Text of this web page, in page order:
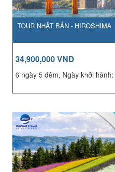
TOUR NHẬT BẢN - HIROSHIMA
34,900,000 VND
6 ngày 5 đêm, Ngày khởi hành: